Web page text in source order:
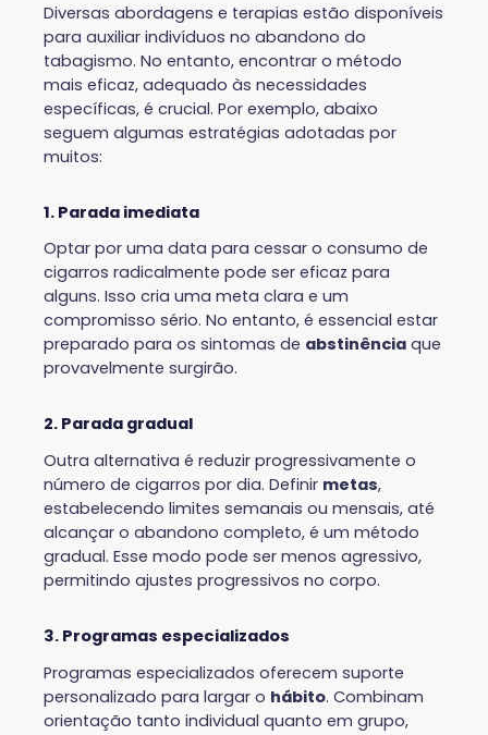
Diversas abordagens e terapias estão disponíveis
para auxiliar indivíduos no abandono do
tabagismo. No entanto, encontrar o método
mais eficaz, adequado às necessidades
específicas, é crucial. Por exemplo, abaixo
seguem algumas estratégias adotadas por
muitos:
1. Parada imediata
Optar por uma data para cessar o consumo de
cigarros radicalmente pode ser eficaz para
alguns. Isso cria uma meta clara e um
compromisso sério. No entanto, é essencial estar
preparado para os sintomas de abstinência que
provavelmente surgirão.
2. Parada gradual
Outra alternativa é reduzir progressivamente o
número de cigarros por dia. Definir metas,
estabelecendo limites semanais ou mensais, até
alcançar o abandono completo, é um método
gradual. Esse modo pode ser menos agressivo,
permitindo ajustes progressivos no corpo.
3. Programas especializados
Programas especializados oferecem suporte
personalizado para largar o hábito. Combinam
orientação tanto individual quanto em grupo,